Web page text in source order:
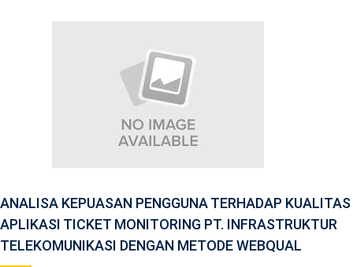
ANALISA KEPUASAN PENGGUNA TERHADAP KUALITAS
APLIKASI TICKET MONITORING PT. INFRASTRUKTUR
TELEKOMUNIKASI DENGAN METODE WEBQUAL